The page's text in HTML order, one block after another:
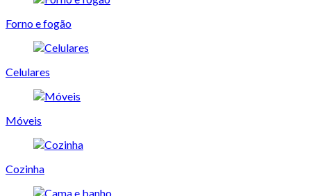
Forno e fogão
Celulares
Móveis
Cozinha